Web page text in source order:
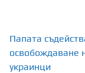
Папата
освобождаване
украинци